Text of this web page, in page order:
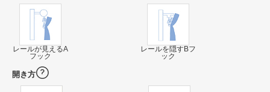
レールが見えるA
フック
レールを隠すBフ
ック
開き方